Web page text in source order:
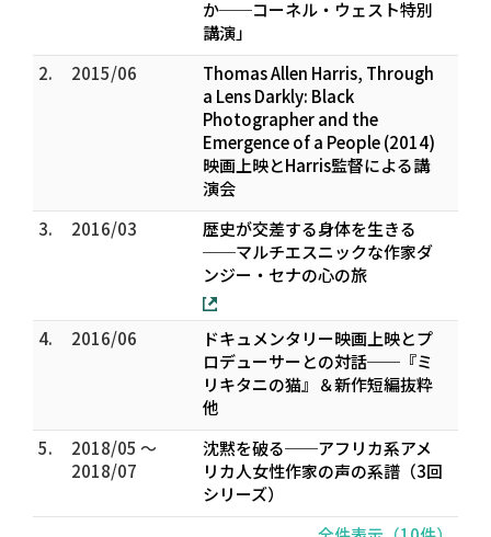
か──コーネル・ウェスト特別
講演」
2.
2015/06
Thomas Allen Harris, Through
a Lens Darkly: Black
Photographer and the
Emergence of a People (2014)
映画上映とHarris監督による講
演会
3.
2016/03
歴史が交差する身体を生きる
──マルチエスニックな作家ダ
ンジー・セナの心の旅
4. 2016/06
ドキュメンタリー映画上映とプ
ロデューサーとの対話──『ミ
リキタニの猫』＆新作短編抜粋
他
5.
2018/05 ～
2018/07
沈黙を破る──アフリカ系アメ
リカ人女性作家の声の系譜（3回
シリーズ）